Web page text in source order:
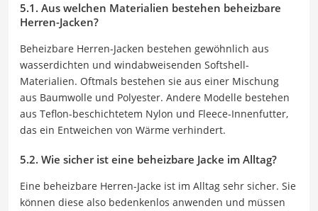
5.1. Aus welchen Materialien bestehen beheizbare
Herren-Jacken?
Beheizbare Herren-Jacken bestehen gewöhnlich aus
wasserdichten und windabweisenden Softshell-
Materialien. Oftmals bestehen sie aus einer Mischung
aus Baumwolle und Polyester. Andere Modelle bestehen
aus Teflon-beschichtetem Nylon und Fleece-Innenfutter,
das ein Entweichen von Wärme verhindert.
5.2. Wie sicher ist eine beheizbare Jacke im Alltag?
Eine beheizbare Herren-Jacke ist im Alltag sehr sicher. Sie
können diese also bedenkenlos anwenden und müssen